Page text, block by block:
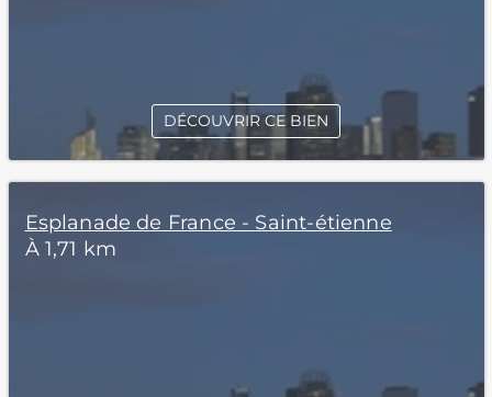
DÉCOUVRIR CE BIEN
Esplanade de France - Saint-étienne
À 1,71 km